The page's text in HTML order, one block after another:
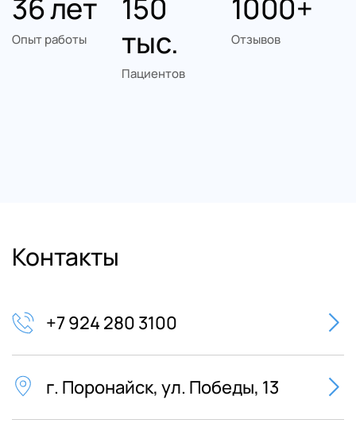
36 лет
Опыт работы
150
тыс.
Пациентов
1000+
Отзывов
Контакты
+7 924 280 3100
г. Поронайск, ул. Победы, 13